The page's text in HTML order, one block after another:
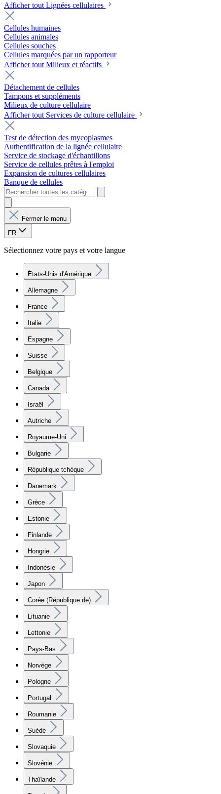
Afficher tout Lignées cellulaires
Cellules humaines
Cellules animales
Cellules souches
Cellules marquées par un rapporteur
Afficher tout Milieux et réactifs
Détachement de cellules
Tampons et suppléments
Milieux de culture cellulaire
Afficher tout Services de culture cellulaire
Test de détection des mycoplasmes
Authentification de la lignée cellulaire
Service de stockage d'échantillons
Service de cellules prêtes à l'emploi
Expansion de cultures cellulaires
Banque de cellules
Fermer le menu
FR
Sélectionnez votre pays et votre langue
États-Unis d'Amérique
Allemagne
France
Italie
Espagne
Suisse
Belgique
Canada
Israël
Autriche
Royaume-Uni
Bulgarie
République tchèque
Danemark
Grèce
Estonie
Finlande
Hongrie
Indonésie
Japon
Corée (République de)
Lituanie
Lettonie
Pays-Bas
Norvège
Pologne
Portugal
Roumanie
Suède
Slovaquie
Slovénie
Thaïlande